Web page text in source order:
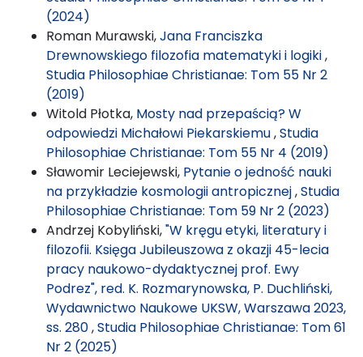
(2024)
Roman Murawski,Jana Franciszka
Drewnowskiego filozofia matematyki i logiki,
Studia Philosophiae Christianae: Tom 55 Nr 2
(2019)
Witold Płotka, Mosty nad przepaścią? W
odpowiedzi Michałowi Piekarskiemu,Studia
Philosophiae Christianae: Tom 55 Nr 4 (2019)
Sławomir Leciejewski, Pytanie o jedność nauki
na przykładzie kosmologii antropicznej,Studia
Philosophiae Christianae: Tom 59 Nr 2 (2023)
Andrzej Kobyliński,"W kręgu etyki, literatury i
filozofii. Księga Jubileuszowa z okazji 45-lecia
pracy naukowo-dydaktycznej prof. Ewy
Podrez", red. K. Rozmarynowska, P. Duchliński,
Wydawnictwo Naukowe UKSW, Warszawa 2023,
ss. 280,Studia Philosophiae Christianae: Tom 61
Nr 2 (2025)